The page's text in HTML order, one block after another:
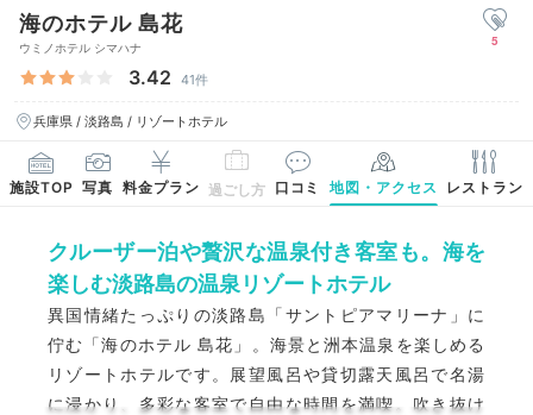
海のホテル 島花
ウミノホテル シマハナ
3.42 41件
兵庫県 / 淡路島 / リゾートホテル
5
施設TOP 写真 料金プラン 過ごし方 口コミ 地図・アクセス レストラン
クルーザー泊や贅沢な温泉付き客室も。海を
楽しむ淡路島の温泉リゾートホテル
異国情緒たっぷりの淡路島「サントピアマリーナ」に
佇む「海のホテル 島花」。海景と洲本温泉を楽しめる
リゾートホテルです。展望風呂や貸切露天風呂で名湯
に浸かり、多彩な客室で自由な時間を満喫。吹き抜け